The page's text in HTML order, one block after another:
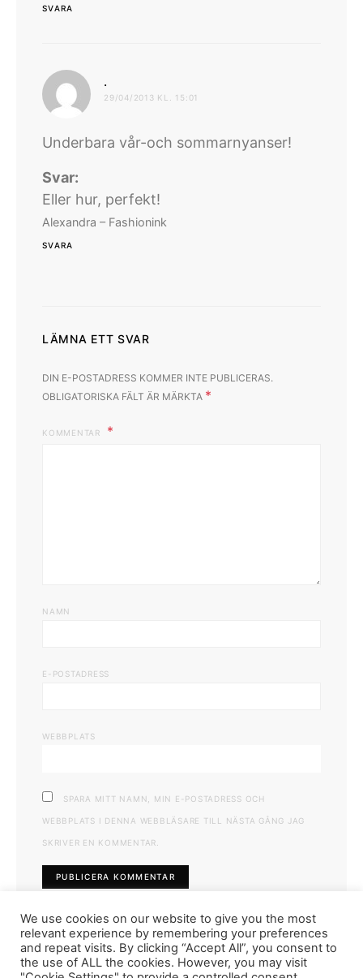
SVARA
.
29/04/2013 KL. 15:01
Underbara vår-och sommarnyanser!
Svar:
Eller hur, perfekt!
Alexandra – Fashionink
SVARA
LÄMNA ETT SVAR
DIN E-POSTADRESS KOMMER INTE PUBLICERAS.
OBLIGATORISKA FÄLT ÄR MÄRKTA *
KOMMENTAR
NAMN
E-POSTADRESS
WEBBPLATS
SPARA MITT NAMN, MIN E-POSTADRESS OCH
WEBBPLATS I DENNA WEBBLÄSARE TILL NÄSTA GÅNG JAG
SKRIVER EN KOMMENTAR.
We use cookies on our website to give you the most
relevant experience by remembering your preferences
and repeat visits. By clicking “Accept All”, you consent to
the use of ALL the cookies. However, you may visit